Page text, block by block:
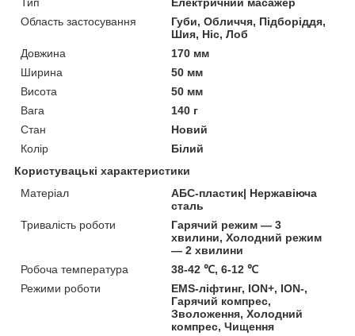
Область застосування
Губи, Обличчя, Підборіддя,
Шия, Ніс, Лоб
Довжина
170 мм
Ширина
50 мм
Висота
50 мм
Вага
140 г
Стан
Новий
Колір
Білий
Користувацькі характеристики
Матеріал
АБС-пластик| Нержавіюча
сталь
Тривалість роботи
Гарячий режим — 3
хвилини, Холодний режим
— 2 хвилини
Робоча температура
38-42 ℃, 6-12 ℃
Режими роботи
EMS-ліфтинг, ION+, ION-,
Гарячий компрес,
Зволоження, Холодний
компрес, Чищення